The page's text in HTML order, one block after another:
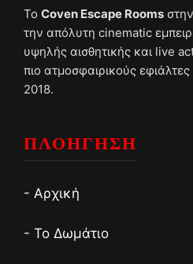
Το Coven Escape Rooms
την απόλυτη cinematic
υψηλής αισθητικής και live
πιο ατμοσφαιρικούς
2018.
ΠΛΟΗΓΗΣΗ
- Αρχική
- Το Δωμάτιο